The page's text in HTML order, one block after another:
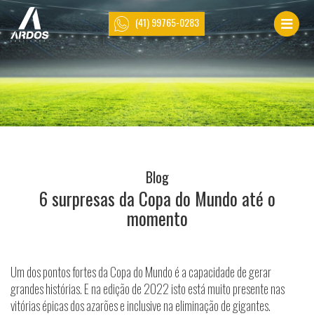
(41) 99765-0283
Blog
6 surpresas da Copa do Mundo até o
momento
Um dos pontos fortes da Copa do Mundo é a capacidade de gerar
grandes histórias. E na edição de 2022 isto está muito presente nas
vitórias épicas dos azarões e inclusive na eliminação de gigantes.